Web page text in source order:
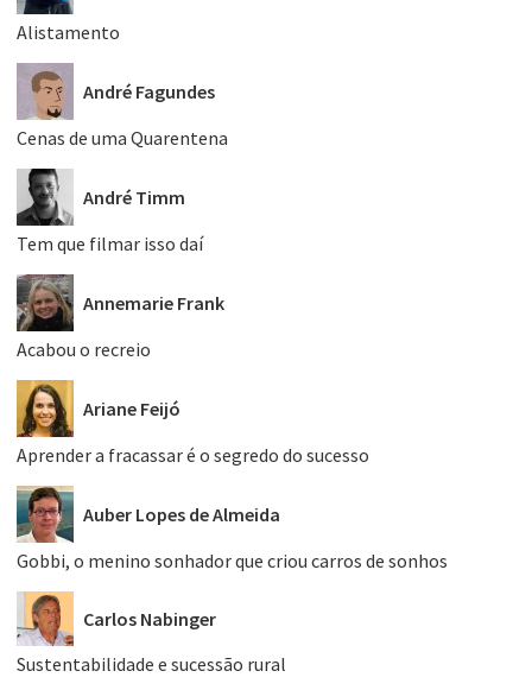
Alistamento
André Fagundes
Cenas de uma Quarentena
André Timm
Tem que filmar isso daí
Annemarie Frank
Acabou o recreio
Ariane Feijó
Aprender a fracassar é o segredo do sucesso
Auber Lopes de Almeida
Gobbi, o menino sonhador que criou carros de sonhos
Carlos Nabinger
Sustentabilidade e sucessão rural